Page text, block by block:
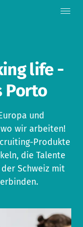
life -
Porto
und
wir arbeiten!
Produkte
die Talente
Schweiz mit